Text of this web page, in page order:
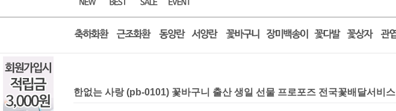
한없는 사랑 (pb-0101) 꽃바구니 출산 생일 선물 프로포즈 전국꽃배달서비스